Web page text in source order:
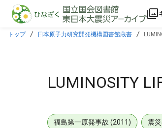
本文に飛ぶ
トップ 日本原子力研究開発機構図書館蔵書
LUMINOSITY
福島第一原発事故 (2011) 震